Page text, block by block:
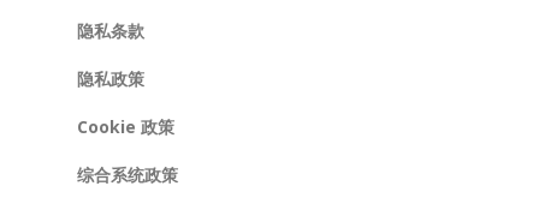
隐私条款
隐私政策
Cookie 政策
综合系统政策